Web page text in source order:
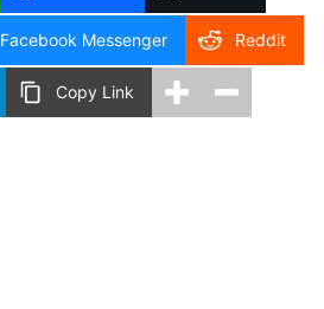
Facebook Messenger Reddit
Copy Link